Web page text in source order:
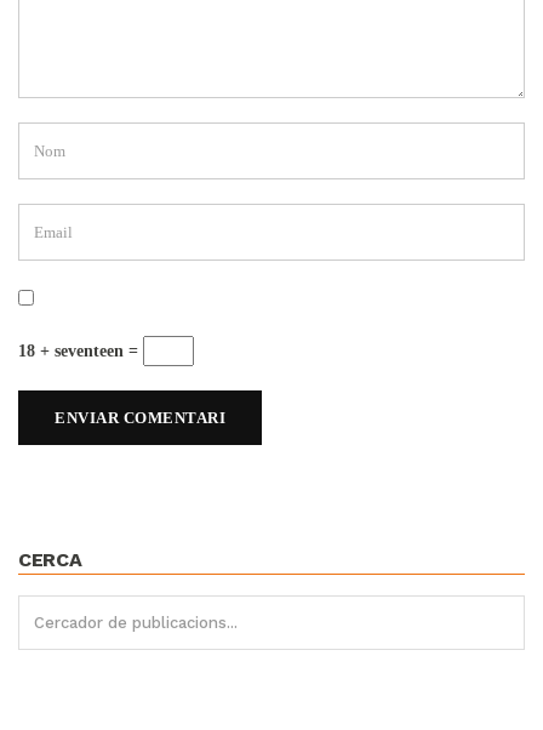
18 + seventeen =
CERCA